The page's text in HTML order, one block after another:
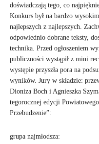
doświadczają tego, co
Konkurs był na bardzo
najlepszych z najlepszych.
odpowiednio dobrane teksty,
technika. Przed ogłoszeniem
publiczności wystąpił z mini
występie przyszła pora na
wyników. Jury w składzie:
Dioniza Boch i Agnieszka
tegorocznej edycji
Przebudzenie”:
grupa najmłodsza: